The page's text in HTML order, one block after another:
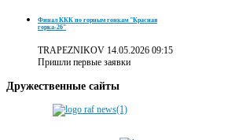
Финал ККК по горным гонкам "Красная
горка-26"
TRAPEZNIKOV 14.05.2026 09:15
Пришли первые заявки
Дружественные сайты